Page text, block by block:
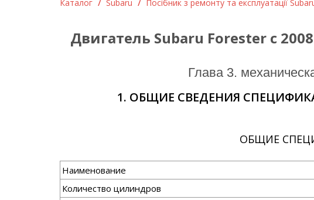
Каталог / Subaru / Посібник з ремонту та експлуатації
Двигатель Subaru Forester c
глава 3.
1. ОБЩИЕ СВЕДЕНИЯ
ОБЩИЕ
Наименование
Количество цилиндров